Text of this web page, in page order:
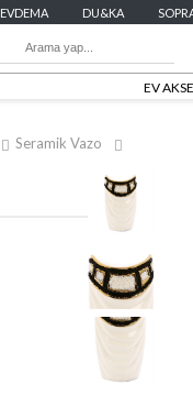
EVDEMA DU&KA
EV
Seramik Vazo